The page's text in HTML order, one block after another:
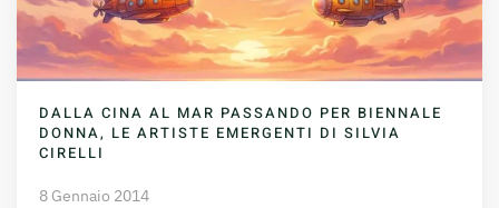
DALLA CINA AL MAR PASSANDO PER BIENNALE
DONNA, LE ARTISTE EMERGENTI DI SILVIA
CIRELLI
8 Gennaio 2014